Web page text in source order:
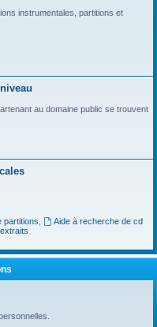
instrumentales, partitions et
au domaine public se trouvent
partitions
Aide à recherche de cd